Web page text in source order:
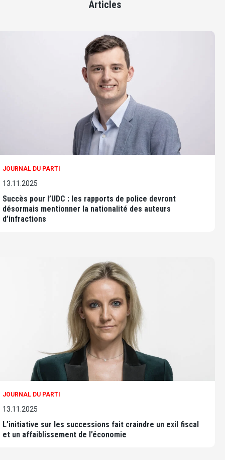
Articles
JOURNAL DU PARTI
13.11.2025
Succès pour l’UDC : les rapports de police devront
désormais mentionner la nationalité des auteurs
d’infractions
JOURNAL DU PARTI
13.11.2025
L’initiative sur les successions fait craindre un exil fiscal
et un affaiblissement de l’économie